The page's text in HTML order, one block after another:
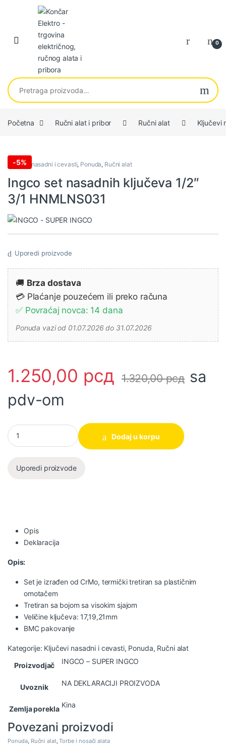
Skip to navigation
Skip to content
0
Pretraga za:
Početna Ručni alat i pribor Ručni alat Ključevi
-5%
Ključevi nasadni i cevasti, Ponuda, Ručni alat
Ingco set nasadnih ključeva 1/2″
3/1 HNMLNS031
Uporedi proizvode
🚚 Brza dostava
💳 Plaćanje pouzećem ili preko računa
✅ Povraćaj novca: 14 dana
Ponuda vazi od 01.07.2026 do 31.07.2026
1.250,00 рсд 1.320,00рсд sa
pdv-om
Ingco set nasadnih ključeva 1/2" 3/1 HNMLNS031 količina
Dodaj u korpu
Uporedi proizvode
Opis
Deklaracija
Opis:
Set je izrađen od CrMo, termički tretiran sa plastičnim
omotačem
Tretiran sa bojom sa visokim sjajom
Veličine ključeva: 17,19,21mm
BMC pakovanje
Kategorije: Ključevi nasadni i cevasti, Ponuda, Ručni alat
Proizvodjač
INGCO – SUPER INGCO
Uvoznik NA DEKLARACIJI PROIZVODA
Zemlja porekla Kina
Povezani proizvodi
Ponuda Ručni alat,Torbe i nosači alata